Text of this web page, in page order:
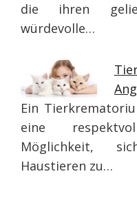
die ihren
würdevolle…
Ein
eine
Möglichkeit,
Haustieren zu…